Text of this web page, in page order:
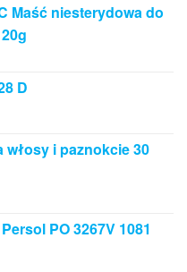
Maść niesterydowa do
D
włosy i paznokcie 30
PO 3267V 1081